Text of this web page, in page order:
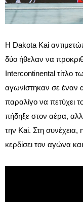
Η Dakota Kai
δύο ήθελαν να
Intercontinental τίτλο
αγωνίστηκαν σε έναν
παραλίγο να πετύχει
πήδηξε στον αέρα,
την Kai. Στη
κερδίσει τον αγώνα